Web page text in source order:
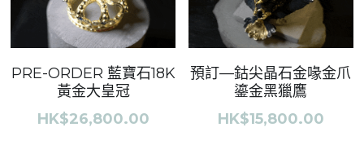
PRE-ORDER 藍寶石18K
黃金大皇冠
HK$26,800.00
預訂—鈷尖晶石金喙金爪
鎏金黑獵鷹
HK$15,800.00